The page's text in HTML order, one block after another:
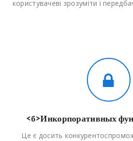
користувачеві зрозуміти і
<б>Инкорпоративных
Це є досить